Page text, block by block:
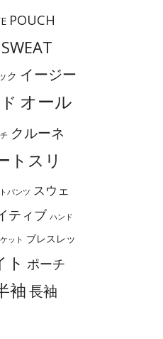
POUCH
SWEAT
ク イージー
オール
クルーネ
トスリ
パンツ スウェ
ティブ ハンド
ット ブレスレッ
ト ポーチ
袖長袖